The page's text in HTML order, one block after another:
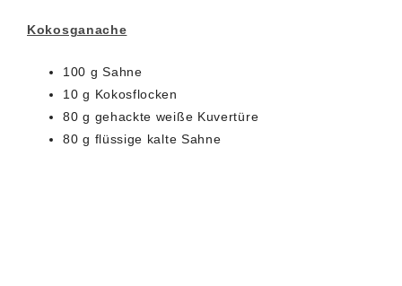
Kokosganache
100 g Sahne
10 g Kokosflocken
80 g gehackte weiße Kuvertüre
80 g flüssige kalte Sahne